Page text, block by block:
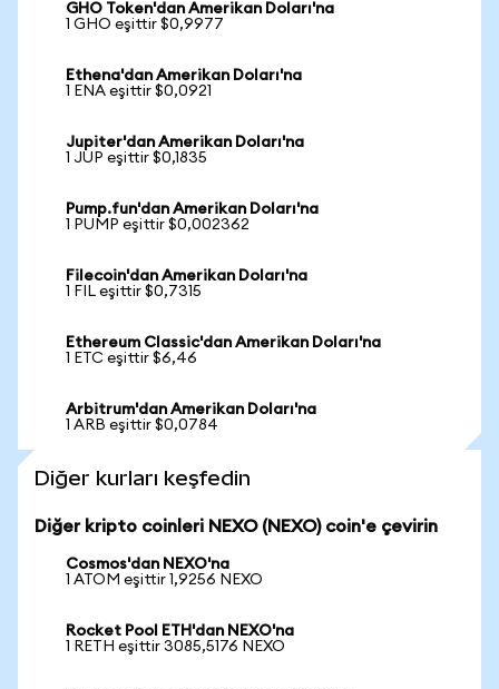
GHO Token'dan Amerikan Doları'na
1 GHO eşittir $0,9977
Ethena'dan Amerikan Doları'na
1 ENA eşittir $0,0921
Jupiter'dan Amerikan Doları'na
1 JUP eşittir $0,1835
Pump.fun'dan Amerikan Doları'na
1 PUMP eşittir $0,002362
Filecoin'dan Amerikan Doları'na
1 FIL eşittir $0,7315
Ethereum Classic'dan Amerikan Doları'na
1 ETC eşittir $6,46
Arbitrum'dan Amerikan Doları'na
1 ARB eşittir $0,0784
Diğer kurları keşfedin
Diğer kripto coinleri NEXO (NEXO) coin'e çevirin
Cosmos'dan NEXO'na
1 ATOM eşittir 1,9256 NEXO
Rocket Pool ETH'dan NEXO'na
1 RETH eşittir 3085,5176 NEXO